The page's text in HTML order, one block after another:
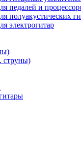
педалей и
полуакустических
электрогитар
струны)